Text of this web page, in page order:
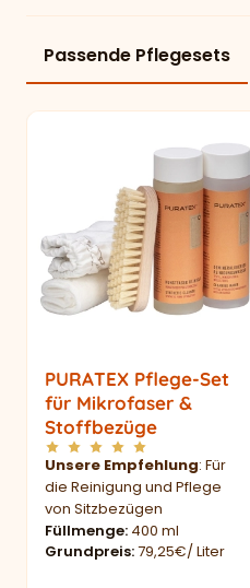
Passende Pflegesets
PURATEX Pflege-Set
für Mikrofaser &
Stoffbezüge
Unsere Empfehlung: Für
die Reinigung und Pflege
von Sitzbezügen
Füllmenge 400 ml
Grundpreis 79,25€/ Liter